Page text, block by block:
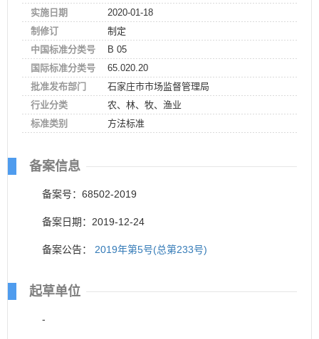
实施日期
2020-01-18
制修订
制定
中国标准分类号
B 05
国际标准分类号
65.020.20
批准发布部门
石家庄市市场监督管理局
行业分类
农、林、牧、渔业
标准类别
方法标准
备案信息
备案号：68502-2019
备案日期：2019-12-24
备案公告： 2019年第5号(总第233号)
起草单位
-